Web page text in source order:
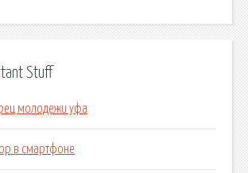
Stuff
молодежи уфа
в смартфоне